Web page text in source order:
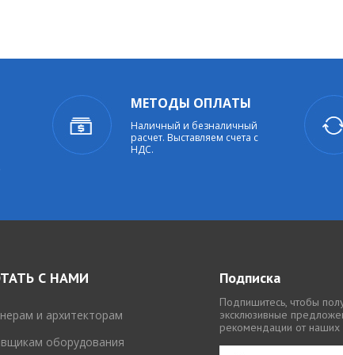
МЕТОДЫ ОПЛАТЫ
Наличный и безналичный
расчет. Выставляем счета с
НДС.
С НАМИ
и архитекторам
оборудования
Подписка
Подпишитесь, чтобы
эксклюзивные
рекомендации от наших